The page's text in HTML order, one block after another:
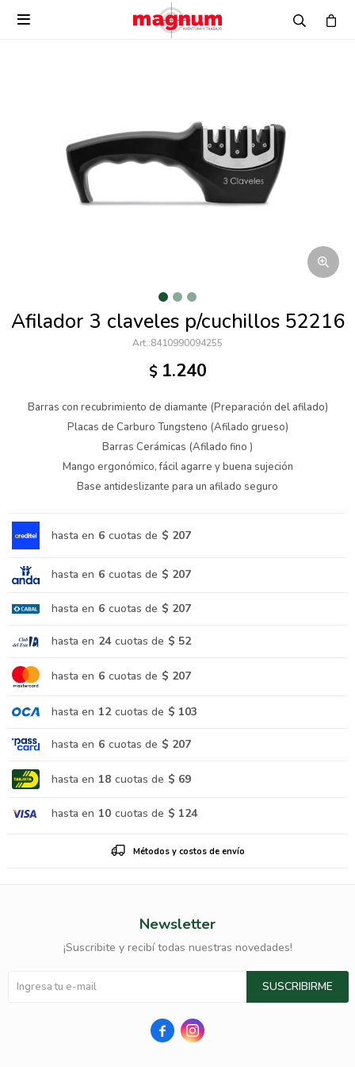

Afilador 3 claveles p/cuchillos 52216
8410990094255
$ 1.240
Barras con recubrimiento de diamante (Preparación del afilado)
Placas de Carburo Tungsteno (Afilado grueso)
Barras Cerámicas (Afilado fino )
Mango ergonómico, fácil agarre y buena sujeción
Base antideslizante para un afilado seguro
hasta en 6 cuotas de $ 207
hasta en 6 cuotas de $ 207
hasta en 6 cuotas de $ 207
hasta en 24 cuotas de $ 52
hasta en 6 cuotas de $ 207
hasta en 12 cuotas de $ 103
hasta en 6 cuotas de $ 207
hasta en 18 cuotas de $ 69
hasta en 10 cuotas de $ 124
Métodos y costos de envío
Newsletter
¡Suscribite y recibí todas nuestras novedades!
SUSCRIBIRME
 